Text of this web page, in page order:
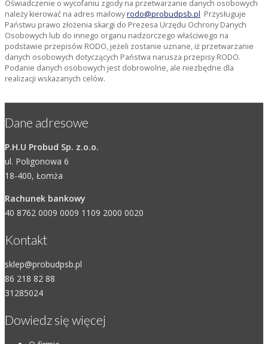
Oświadczenie o wycofaniu zgody na przetwarzanie danych osobowych
należy kierować na adres mailowyrodo@probudpsb.pl Przysługuje
Państwu prawo złożenia skargi do Prezesa Urzędu Ochrony Danych
Osobowych lub do innego organu nadzorczego właściwego na
podstawie przepisów RODO, jeżeli zostanie uznane, iż przetwarzanie
danych osobowych dotyczących Państwa narusza przepisy RODO.
Podanie danych osobowych jest dobrowolne, ale niezbędne dla
realizacji wskazanych celów.
Dane adresowe
P.H.U Probud Sp. z.o.o.
ul. Poligonowa 6
18-400, Łomża
Rachunek bankowy
40 8762 0009 0009 1109 2000 0020
Kontakt
sklep@probudpsb.pl
86 218 82 88
31285024
Dowiedz się więcej